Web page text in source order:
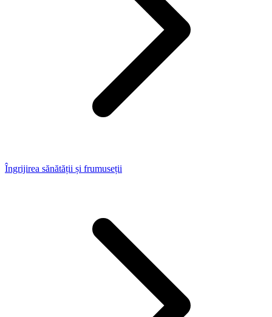
Îngrijirea sănătății și frumuseții